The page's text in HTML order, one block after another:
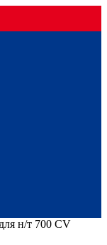
н/т 700 СV